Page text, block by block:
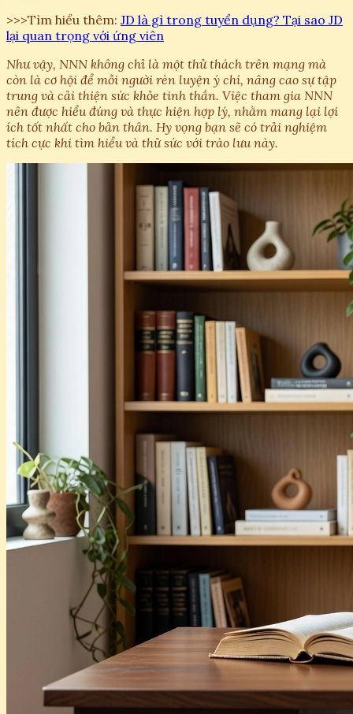
>>>Tìm hiểu thêm: JD là gì trong tuyển dụng? Tại sao JD
lại quan trọng với ứng viên
Như vậy, NNN không chỉ là một thử thách trên mạng mà
còn là cơ hội để mỗi người rèn luyện ý chí, nâng cao sự tập
trung và cải thiện sức khỏe tinh thần. Việc tham gia NNN
nên được hiểu đúng và thực hiện hợp lý, nhằm mang lại lợi
ích tốt nhất cho bản thân. Hy vọng bạn sẽ có trải nghiệm
tích cực khi tìm hiểu và thử sức với trào lưu này.